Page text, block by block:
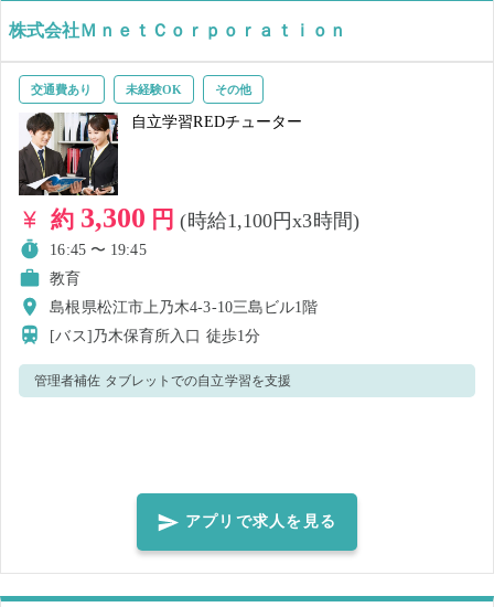
株式会社ＭｎｅｔＣｏｒｐｏｒａｔｉｏｎ
交通費あり 未経験OK その他
自立学習REDチューター
約 3,300 円(時給1,100円x3時間)
16:45 〜 19:45
教育
島根県松江市上乃木4-3-10三島ビル1階
[バス]乃木保育所入口 徒歩1分
管理者補佐 タブレットでの自立学習を支援
アプリで求人を見る